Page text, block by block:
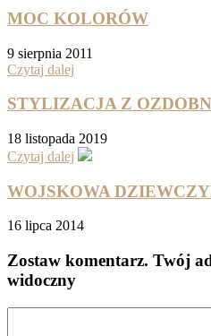
MOC KOLORÓW
9 sierpnia 2011
Czytaj dalej
STYLIZACJA Z
18 listopada 2019
Czytaj dalej
WOJSKOWA
16 lipca 2014
Zostaw komentarz. Twój
widoczny